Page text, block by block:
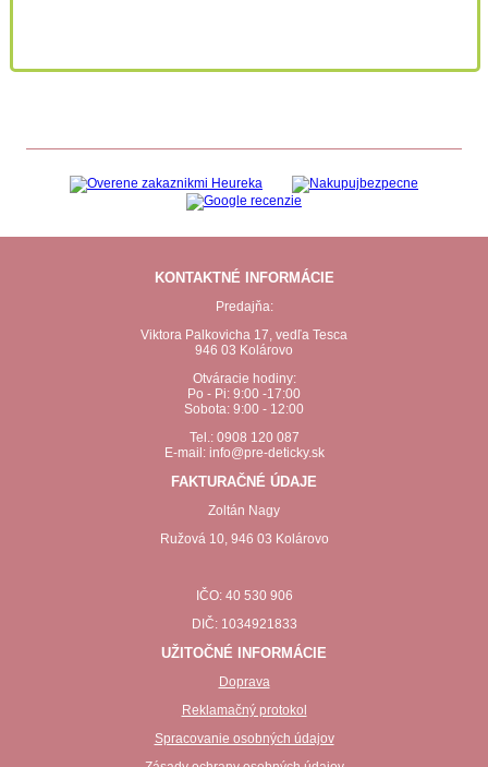
KONTAKTNÉ INFORMÁCIE
Predajňa:
Viktora Palkovicha 17, vedľa Tesca
946 03 Kolárovo
Otváracie hodiny:
Po - Pi: 9:00 -17:00
Sobota: 9:00 - 12:00
Tel.: 0908 120 087
E-mail: info@pre-deticky.sk
FAKTURAČNÉ ÚDAJE
Zoltán Nagy
Ružová 10, 946 03 Kolárovo
IČO: 40 530 906
DIČ: 1034921833
UŽITOČNÉ INFORMÁCIE
Doprava
Reklamačný protokol
Spracovanie osobných údajov